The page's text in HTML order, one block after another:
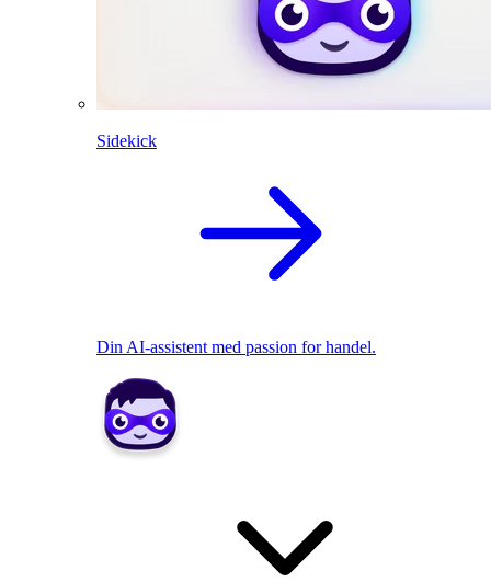
Sidekick
Din AI-assistent med passion for handel.